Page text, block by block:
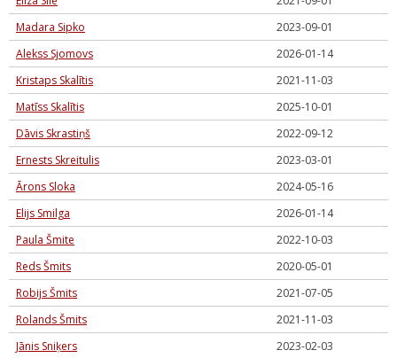
Madara Sipko
2023-09-01
Alekss Sjomovs
2026-01-14
Kristaps Skalītis
2021-11-03
Matīss Skalītis
2025-10-01
Dāvis Skrastiņš
2022-09-12
Ernests Skreitulis
2023-03-01
Ārons Sloka
2024-05-16
Elijs Smilga
2026-01-14
Paula Šmite
2022-10-03
Reds Šmits
2020-05-01
Robijs Šmits
2021-07-05
Rolands Šmits
2021-11-03
Jānis Sniķers
2023-02-03